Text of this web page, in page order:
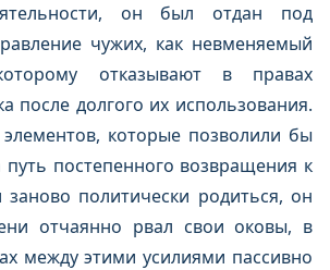
он был отдан под
чужих, как невменяемый
отказывают в правах
после долгого их использования.
которые позволили бы
путь постепенного возвращения к
политически родиться, он
отчаянно рвал свои оковы, в
между этими усилиями пассивно